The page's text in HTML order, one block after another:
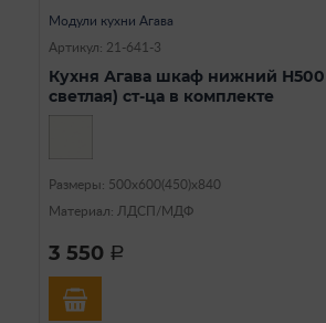
Модули кухни Агава
Артикул: 21-641-3
Кухня Агава шкаф нижний Н500
светлая) ст-ца в комплекте
Размеры: 500х600(450)х840
Материал: ЛДСП/МДФ
3 550 a